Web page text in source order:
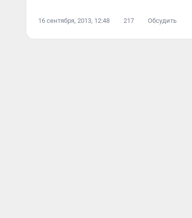
16 сентября, 2013, 12:48 217 Обсудить